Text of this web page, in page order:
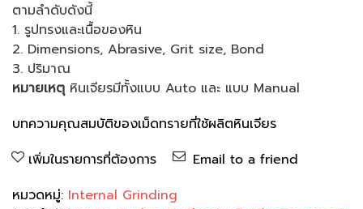
ตามลำดับดังนี้
1. รูปทรงและเนื้อของหิน
2. Dimensions, Abrasive, Grit size, Bond
3. ปริมาณ
หมายเหตุหินเจียรมีทั้งแบบ Auto และ แบบ Manual
บทความคุณสมบัติของเม็ดทรายที่ใช้ผลิตหินเจียร
เพิ่มในรายการที่ต้องการ
Email to a friend
หมวดหมู่: Internal Grinding